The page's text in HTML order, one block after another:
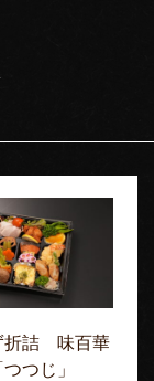
折詰 味百華
つつじ」